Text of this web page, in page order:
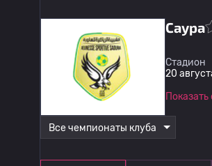
Саура
Стадион
20
Все чемпионаты клуба